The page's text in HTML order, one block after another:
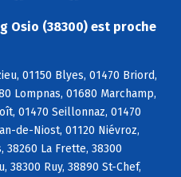
Osio (38300) est proche
01150 Blyes, 01470 Briord,
Lompnas, 01680 Marchamp,
01470 Seillonnaz, 01470
de-Niost, 01120 Niévroz,
La Frette, 38300
38300 Ruy, 38890 St-Chef,